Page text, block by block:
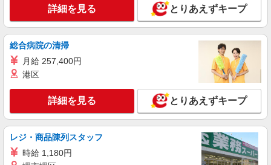
生活雑貨・アパレルの販売Staff
正社員：月給223,500円〜296,760円 ※経験・
能力により優遇します。 ★年収例：25歳・入社1
年目／年収354万円 （月給22万円×12ヶ月＋賞
福岡県福岡市博多区博多駅中央街1番1号 JR
詳細を見る
アルバイト パート
ジュエルカフェ
詳細を見る とりあえずキープ
総合病院の清掃
月給 257,400円
港区
詳細を見る とりあえずキープ
レジ・商品陳列スタッフ
時給 1,180円